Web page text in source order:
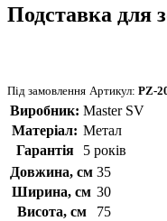
Подставка для
Під замовлення Артикул: PZ-
Виробник: Master SV
Матеріал: Метал
Гарантія
5 років
Довжина, см 35
Ширина, см 30
Висота, см
75